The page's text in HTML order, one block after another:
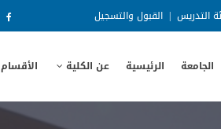
التدريس | القبول والتسجيل
الجامعة الرئيسية عن الكلية الأقسام